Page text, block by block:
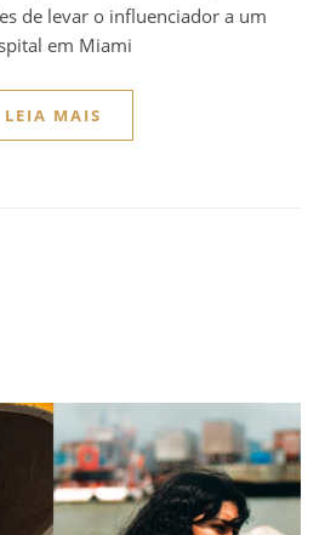
de levar o influenciador a um
em Miami
LEIA MAIS